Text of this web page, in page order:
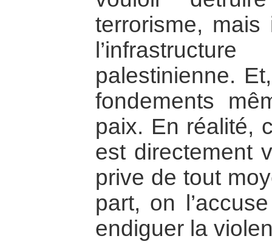
terrorisme,
palestinienne.
fondements
paix. En réalité,
est directement
prive de tout
part, on
endiguer la